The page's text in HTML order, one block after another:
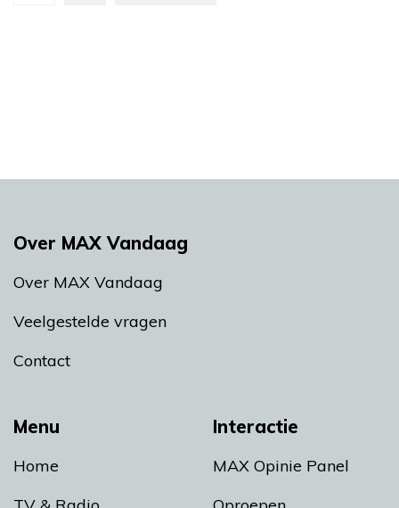
Menu
Home
Interactie
MAX Opinie Panel
Over MAX Vandaag
Over MAX Vandaag
Veelgestelde vragen
Contact